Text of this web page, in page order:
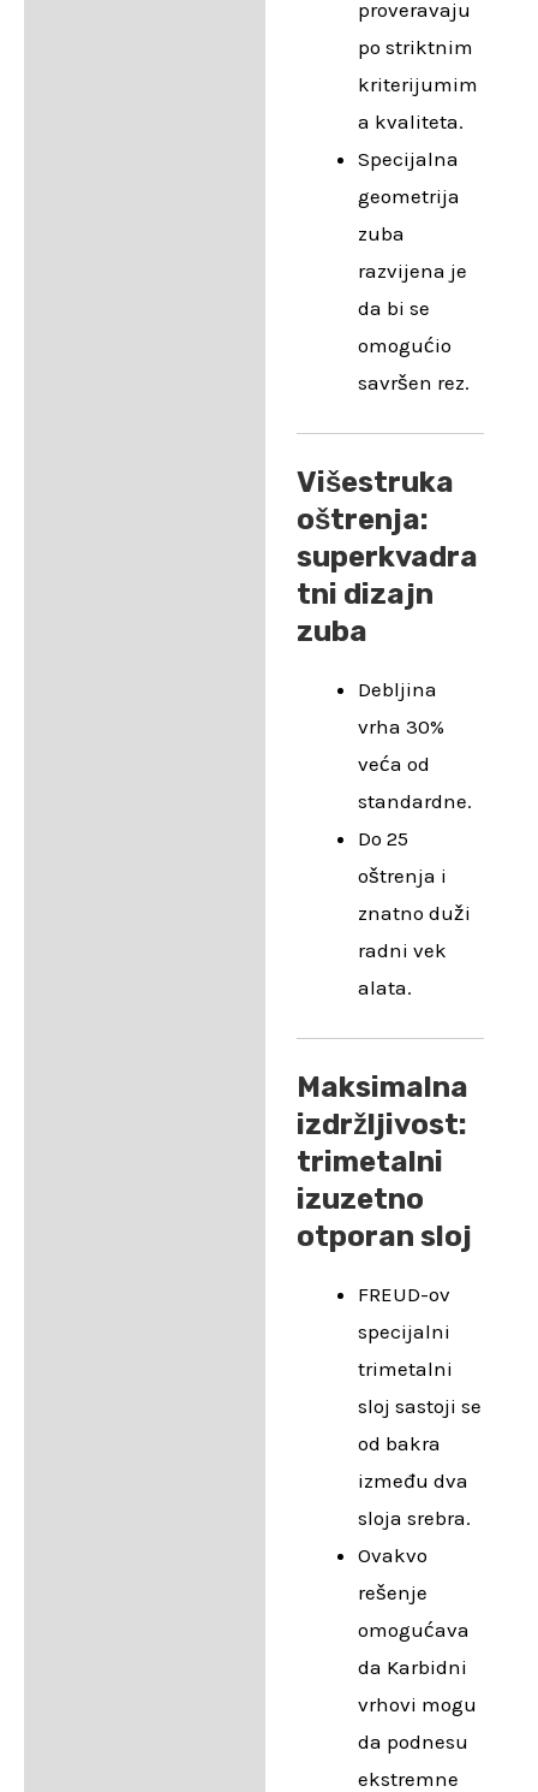
proveravaju
po striktnim
kriterijumim
a kvaliteta.
Specijalna
geometrija
zuba
razvijena je
da bi se
omogućio
savršen rez.
Višestruka
oštrenja:
superkvadra
tni dizajn
zuba
Debljina
vrha 30%
veća od
standardne.
Do 25
oštrenja i
znatno duži
radni vek
alata.
Maksimalna
izdržljivost:
trimetalni
izuzetno
otporan sloj
FREUD-ov
specijalni
trimetalni
sloj sastoji se
od bakra
između dva
sloja srebra.
Ovakvo
rešenje
omogućava
da Karbidni
vrhovi mogu
da podnesu
ekstremne